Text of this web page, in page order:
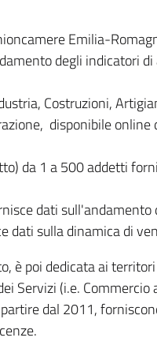
Emilia-
degli indicatori
Costruzioni,
disponibile online
da 1 a 500 addetti
dati
dati sulla dinamica di
è poi dedicata ai
Servizi (i.e. Commercio
dal 2011,